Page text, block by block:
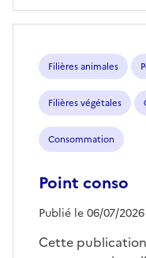
Filières animales
Filières végétales
Consommation
Point conso
Publié le 06/07/2026
Cette